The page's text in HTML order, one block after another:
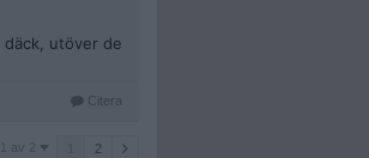
däck, utöver de
Citera
av 2 2